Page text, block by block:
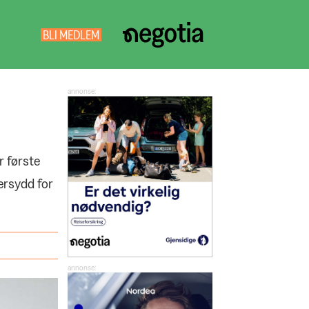
BLI MEDLEM NEGOTIA
første
for